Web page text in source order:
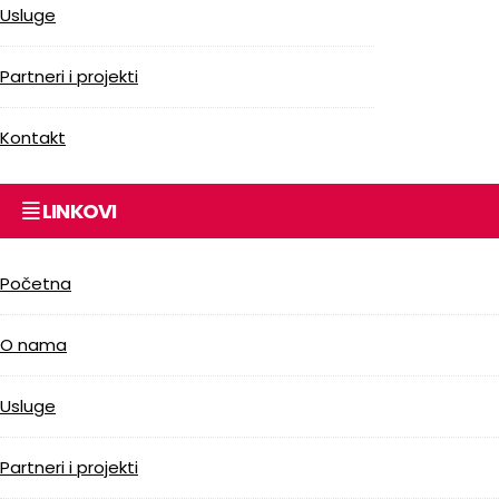
Usluge
Partneri i projekti
Kontakt
LINKOVI
Početna
O nama
Usluge
Partneri i projekti